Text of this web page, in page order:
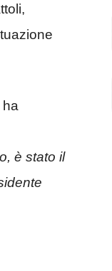
ha
è stato il